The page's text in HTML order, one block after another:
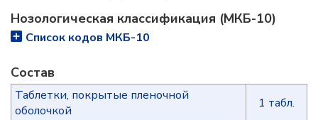
Нозологическая классификация (МКБ-10)
Список кодов МКБ-10
Состав
Таблетки, покрытые пленочной
оболочкой
1 табл.